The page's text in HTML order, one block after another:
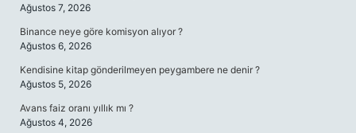
Ağustos 7, 2026
Binance neye göre komisyon alıyor ?
Ağustos 6, 2026
Kendisine kitap gönderilmeyen peygambere ne denir ?
Ağustos 5, 2026
Avans faiz oranı yıllık mı ?
Ağustos 4, 2026